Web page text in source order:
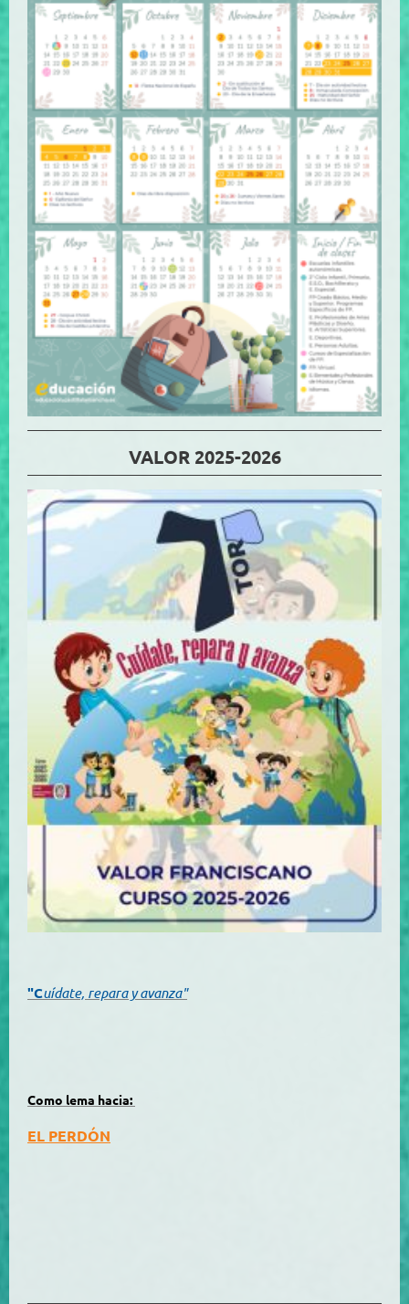
VALOR 2025-2026
"Cuídate, repara y avanza"
Como lema hacia:
EL PERDÓN